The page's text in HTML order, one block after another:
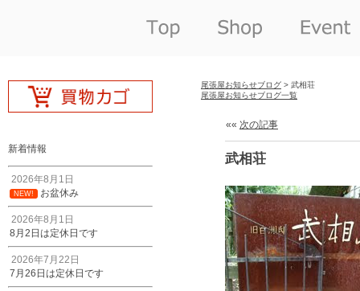
新着情報
2026年8月1日
NEW! お盆休み
2026年8月1日
8月2日は定休日です
2026年7月22日
7月26日は定休日です
尾張屋お知らせブログ > 武相荘
尾張屋お知らせブログ一覧
«« 次の記事
武相荘